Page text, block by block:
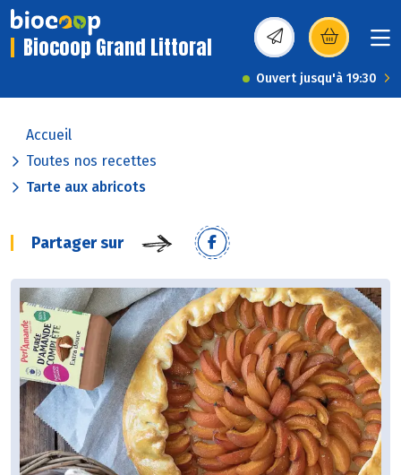
Biocoop Grand Littoral (s’ouvre dans une
Ouvert jusqu'à 19:30
Accueil
Toutes nos recettes
Tarte aux abricots
Partager sur